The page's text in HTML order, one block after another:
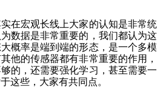
在宏观长线上大家的认知是非常统
数据是非常重要的，我们都认为这
概率是端到端的形态，是一个多模
他的传感器都有非常重要的作用，
的，还需要强化学习，甚至需要一
这些，大家有共同点。